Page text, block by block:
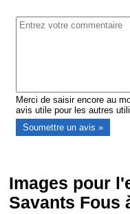
Merci de saisir encore au
avis utile pour les autres
Images pour
Savants Fous